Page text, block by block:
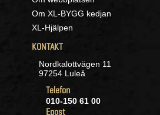
Om XL-BYGG kedjan
XL-Hjälpen
KONTAKT
Nordkalottvägen 11
97254 Luleå
Telefon
010-150 61 00
Epost